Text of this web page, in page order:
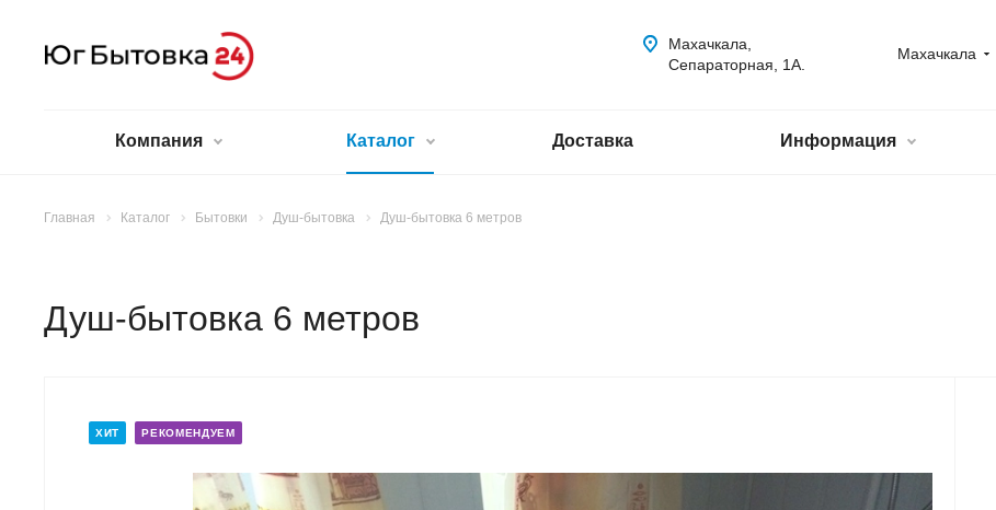
Махачкала
Махачкала,
Сепараторная, 1А.
Компания Каталог Доставка Информация
Главная Каталог Бытовки Душ-бытовка Душ-бытовка 6 метров
Душ-бытовка 6 метров
ХИТ РЕКОМЕНДУЕМ